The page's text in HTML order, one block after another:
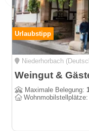
Urlaubstipp
Niederhorbach
Maximale Belegung: